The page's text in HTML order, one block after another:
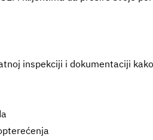
inspekciji i dokumentaciji